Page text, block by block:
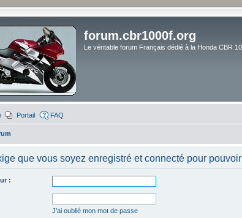
forum.cbr1000f.org
Le véritable forum Français dédié à la Honda CBR
Portail FAQ
que vous soyez enregistré et connecté pour
:
J’ai oublié mon mot de passe